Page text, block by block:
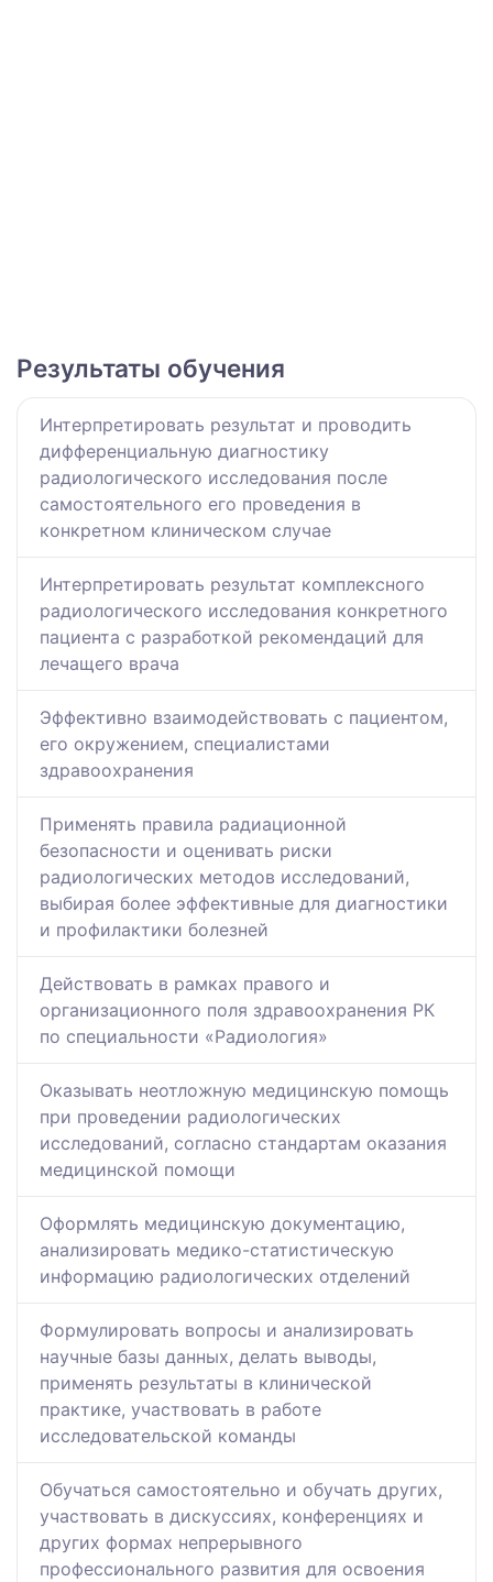
Результаты обучения
Интерпретировать результат и проводить
дифференциальную диагностику
радиологического исследования после
самостоятельного его проведения в
конкретном клиническом случае
Интерпретировать результат комплексного
радиологического исследования конкретного
пациента с разработкой рекомендаций для
лечащего врача
Эффективно взаимодействовать с пациентом,
его окружением, специалистами
здравоохранения
Применять правила радиационной
безопасности и оценивать риски
радиологических методов исследований,
выбирая более эффективные для диагностики
и профилактики болезней
Действовать в рамках правого и
организационного поля здравоохранения РК
по специальности «Радиология»
Оказывать неотложную медицинскую помощь
при проведении радиологических
исследований, согласно стандартам оказания
медицинской помощи
Оформлять медицинскую документацию,
анализировать медико-статистическую
информацию радиологических отделений
Формулировать вопросы и анализировать
научные базы данных, делать выводы,
применять результаты в клинической
практике, участвовать в работе
исследовательской команды
Обучаться самостоятельно и обучать других,
участвовать в дискуссиях, конференциях и
других формах непрерывного
профессионального развития для освоения